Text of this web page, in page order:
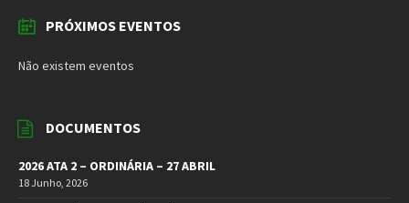
PRÓXIMOS EVENTOS
Não existem eventos
DOCUMENTOS
2026 ATA 2 – ORDINÁRIA – 27 ABRIL
18 Junho, 2026